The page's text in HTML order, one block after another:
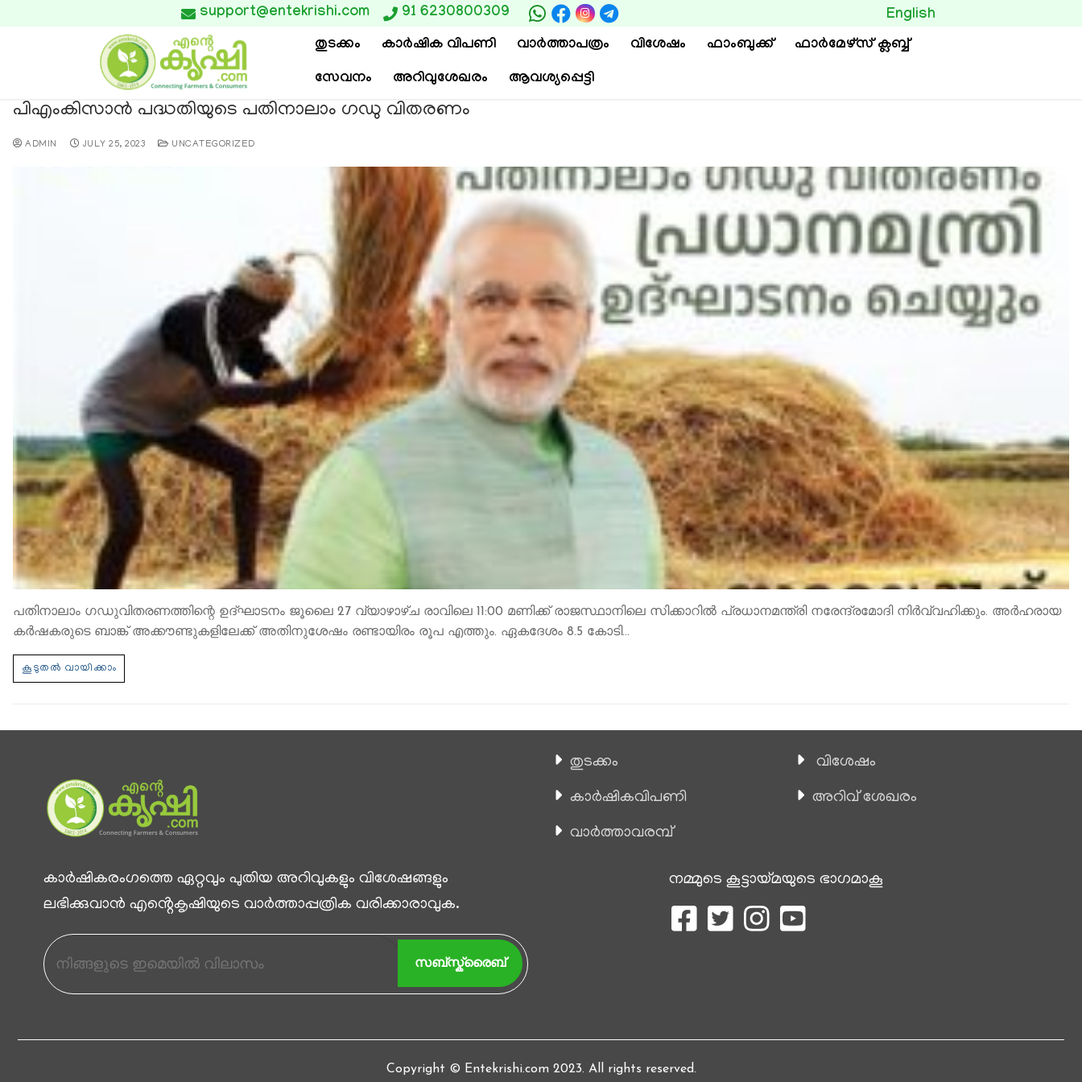
 support@entekrishi.com 91 6230800309 BUTTON
തുടക്കം കാര്‍ഷിക വിപണി വാ‍ർത്താപത്രം വിശേഷം ഫാംബുക്ക്
ഫാര്‍മേഴ്സ് ക്ലബ്ബ്
സേവനം
അറിവുശേഖരം ആവശ്യപ്പെട്ടി
English
പിഎംകിസാൻ പദ്ധതിയുടെ പതിനാലാം ഗഡു വിതരണം
ADMIN JULY 25, 2023 UNCATEGORIZED
പതിനാലാം ഗ‍ഡുവിതരണത്തിന്റെ ഉദ്ഘാടനം ജൂലൈ 27 വ്യാഴാഴ്ച രാവിലെ 11:00 മണിക്ക് രാജസ്ഥാനിലെ സിക്കാറിൽ പ്രധാനമന്ത്രി നരേന്ദ്രമോദി നിര്‍വ്വഹിക്കും. അർഹരായ
കർഷകരുടെ ബാങ്ക് അക്കൗണ്ടുകളിലേക്ക് അതിനുശേഷം രണ്ടായിരം രൂപ എത്തും. ഏകദേശം 8.5 കോടി…
കാര്‍ഷികരംഗത്തെ ഏറ്റവും പുതിയ അറിവുകളും വിശേഷങ്ങളും
ലഭിക്കുവാന്‍ എൻ്റെകൃഷിയുടെ വാര്‍ത്താപ്പത്രിക വരിക്കാരാവുക.
സബ്സ്ക്രൈബ്
തുടക്കം
കാ‍ർഷികവിപണി
വാര്‍ത്താവരമ്പ്
വിശേഷം
അറിവ് ശേഖരം
നമ്മുടെ കൂട്ടായ്മയുടെ ഭാഗമാകൂ
Copyright © Entekrishi.com 2023. All rights reserved.